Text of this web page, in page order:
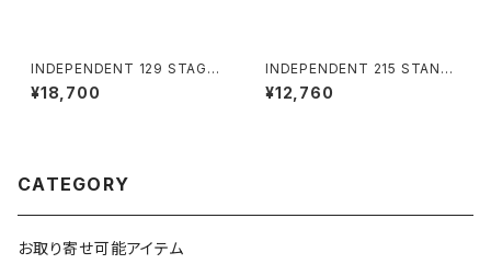
INDEPENDENT 129 STAGE
11 FORGED TITANIUM STA
NDARD SKATEBOARD TRU
¥18,700
INDEPENDENT 215 STAND
ARD BLACK TRUCKS(STAG
E4) インディペンデント 215 ス
¥12,760
CATEGORY
お取り寄せ可能アイテム